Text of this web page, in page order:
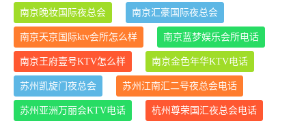
南京晚妆国际夜总会 南京汇豪国际夜总会
南京天京国际ktv会所怎么样 南京蓝梦娱乐会所电话
南京王府壹号KTV怎么样 南京金色年华KTV电话
苏州凯旋门夜总会 苏州江南汇二号夜总会电话
苏州亚洲万丽会KTV电话 杭州尊荣国汇夜总会电话